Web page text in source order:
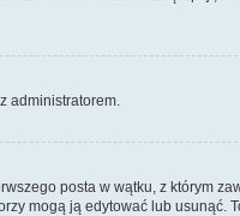
administratorem.
posta w wątku, z którym
mogą ją edytować lub usunąć.